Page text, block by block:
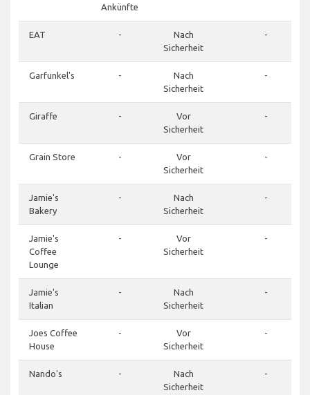
Ankünfte
EAT -
Nach
Sicherheit
-
Garfunkel's -
Nach
Sicherheit
-
Giraffe -
Vor
Sicherheit
-
Grain Store -
Vor
Sicherheit
-
Jamie's
Bakery
-
Nach
Sicherheit
-
Jamie's
Coffee
Lounge
-
Vor
Sicherheit
-
Jamie's
Italian
-
Nach
Sicherheit
-
Joes Coffee
House
-
Vor
Sicherheit
-
Nando's -
Nach
Sicherheit
-